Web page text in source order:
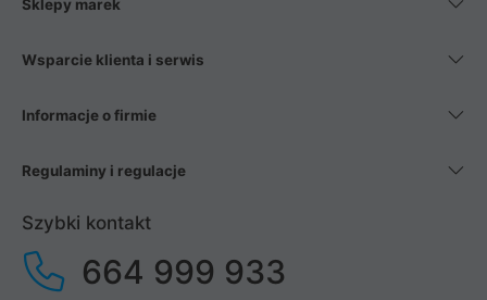
Sklepy marek
Wsparcie klienta i serwis
Informacje o firmie
Regulaminy i regulacje
Szybki kontakt
664 999 933